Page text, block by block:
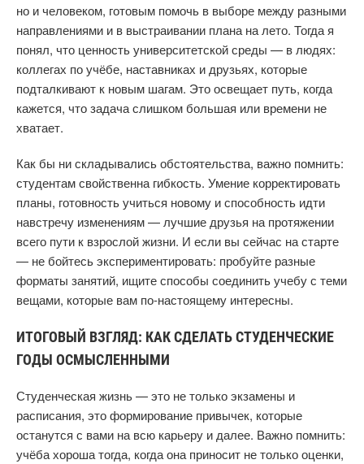
но и человеком, готовым помочь в выборе между разными
направлениями и в выстраивании плана на лето. Тогда я
понял, что ценность университетской среды — в людях:
коллегах по учёбе, наставниках и друзьях, которые
подталкивают к новым шагам. Это освещает путь, когда
кажется, что задача слишком большая или времени не
хватает.
Как бы ни складывались обстоятельства, важно помнить:
студентам свойственна гибкость. Умение корректировать
планы, готовность учиться новому и способность идти
навстречу изменениям — лучшие друзья на протяжении
всего пути к взрослой жизни. И если вы сейчас на старте
— не бойтесь экспериментировать: пробуйте разные
форматы занятий, ищите способы соединить учебу с теми
вещами, которые вам по-настоящему интересны.
ИТОГОВЫЙ ВЗГЛЯД: КАК СДЕЛАТЬ СТУДЕНЧЕСКИЕ
ГОДЫ ОСМЫСЛЕННЫМИ
Студенческая жизнь — это не только экзамены и
расписания, это формирование привычек, которые
останутся с вами на всю карьеру и далее. Важно помнить:
учёба хороша тогда, когда она приносит не только оценки,